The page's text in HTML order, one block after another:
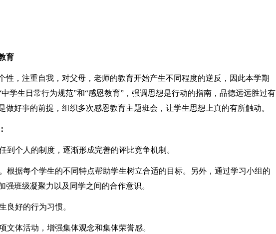
育
性，注重自我，对父母，老师的教育开始产生不同程度的逆反，因此本学期
学生日常行为规范”和“感恩教育”，强调思想是行动的指南，品德远远胜过有
做好事的前提，组织多次感恩教育主题班会，让学生思想上真的有所触动。
到个人的制度，逐渐形成完善的评比竞争机制。
根据每个学生的不同特点帮助学生树立合适的目标。另外，通过学习小组的
强班级凝聚力以及同学之间的合作意识。
良好的行为习惯。
文体活动，增强集体观念和集体荣誉感。